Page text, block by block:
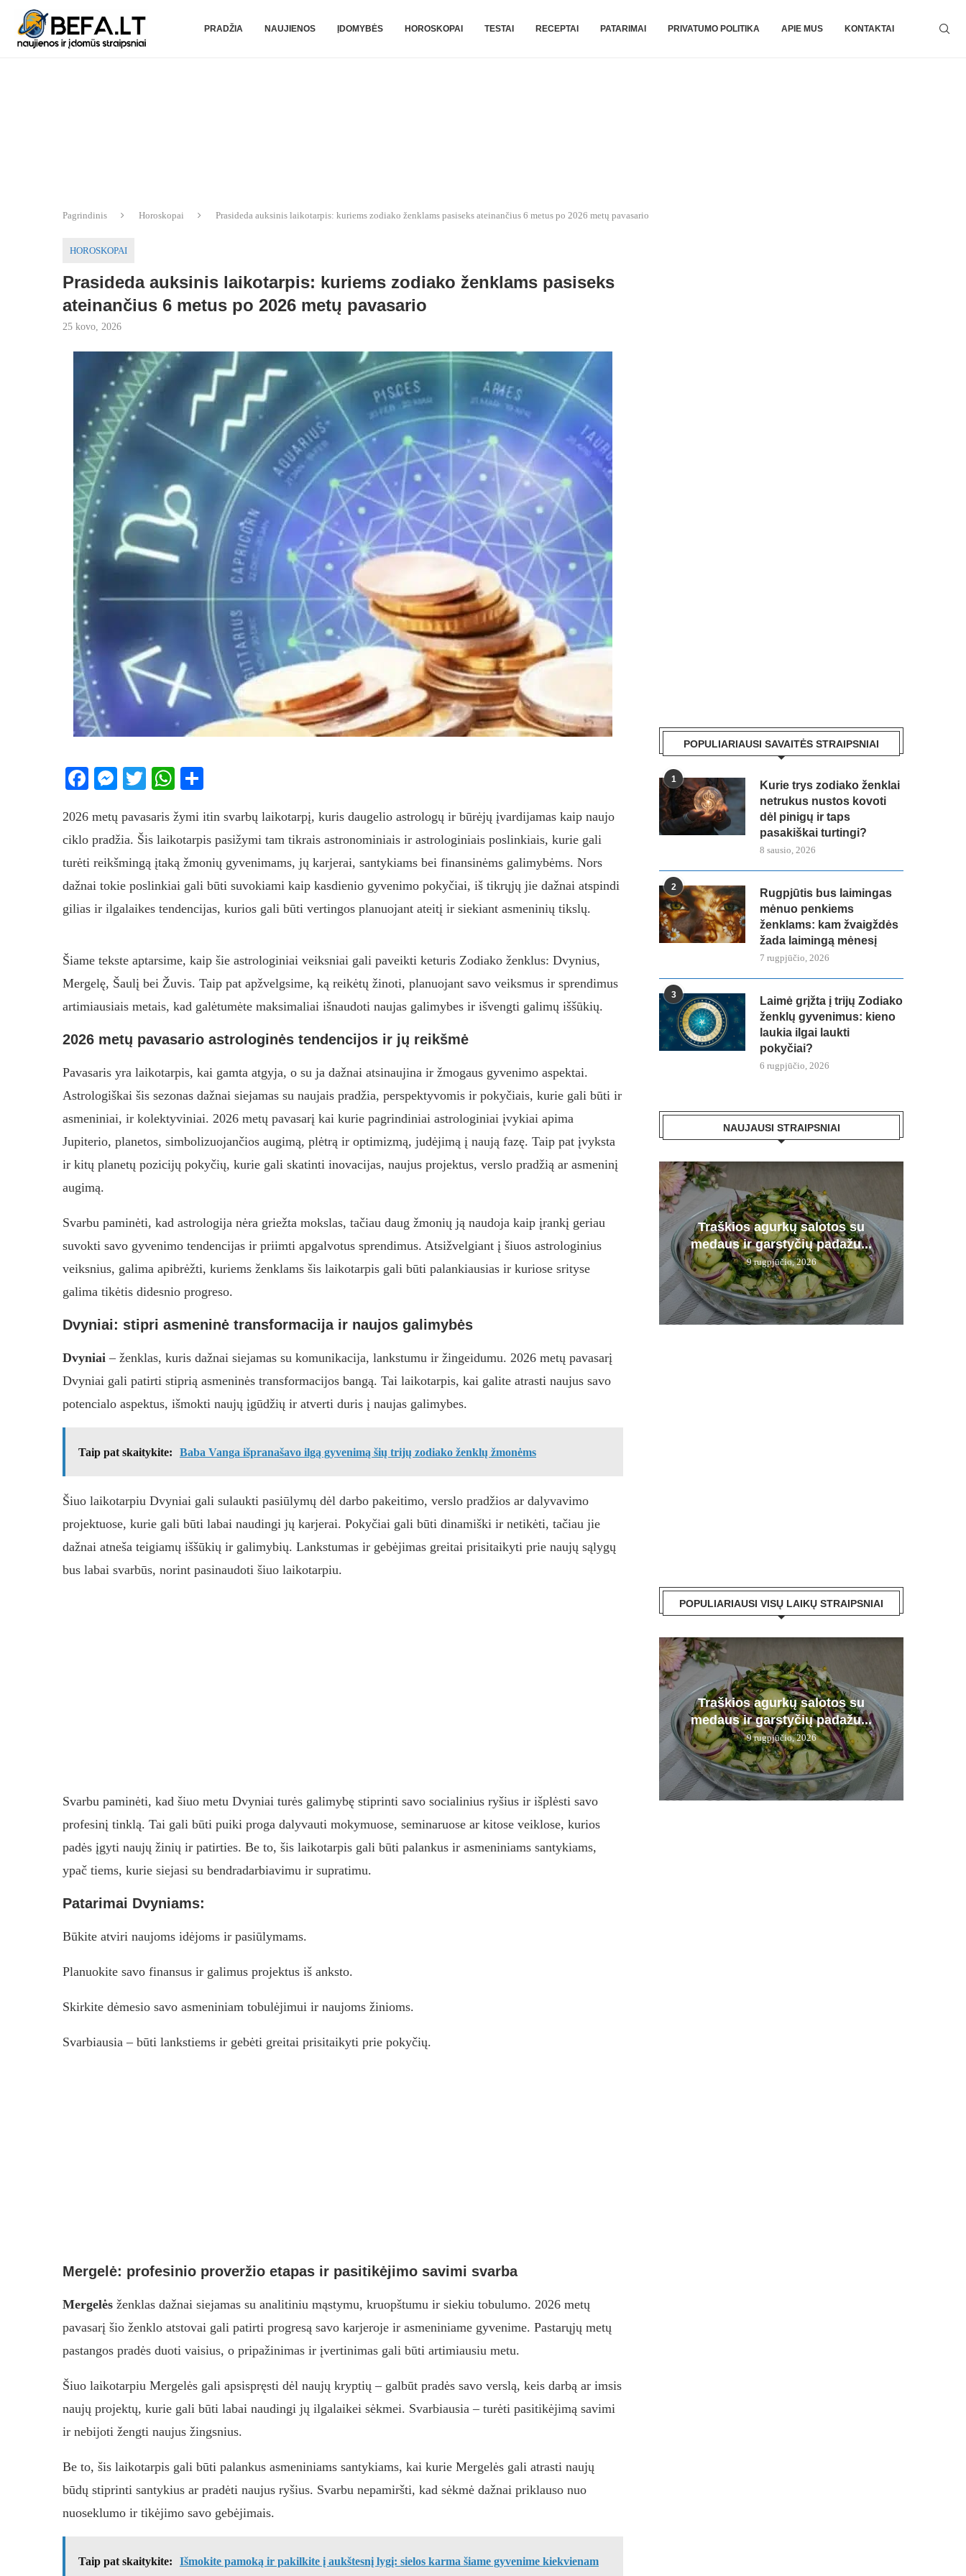
PRADŽIA NAUJIENOS ĮDOMYBĖS HOROSKOPAI TESTAI RECEPTAI PATARIMAI PRIVATUMO POLITIKA APIE MUS KONTAKTAI
Pagrindinis Horoskopai Prasideda auksinis laikotarpis: kuriems zodiako ženklams pasiseks ateinančius 6 metus po 2026 metų pavasario
HOROSKOPAI
Prasideda auksinis laikotarpis: kuriems zodiako ženklams pasiseks
ateinančius 6 metus po 2026 metų pavasario
25 kovo, 2026
Facebook
Messenger
TwitterWhatsApp
2026 metų pavasaris žymi itin svarbų laikotarpį, kuris daugelio astrologų ir būrėjų įvardijamas kaip naujo
ciklo pradžia. Šis laikotarpis pasižymi tam tikrais astronominiais ir astrologiniais poslinkiais, kurie gali
turėti reikšmingą įtaką žmonių gyvenimams, jų karjerai, santykiams bei finansinėms galimybėms. Nors
dažnai tokie poslinkiai gali būti suvokiami kaip kasdienio gyvenimo pokyčiai, iš tikrųjų jie dažnai atspindi
gilias ir ilgalaikes tendencijas, kurios gali būti vertingos planuojant ateitį ir siekiant asmeninių tikslų.
Šiame tekste aptarsime, kaip šie astrologiniai veiksniai gali paveikti keturis Zodiako ženklus: Dvynius,
Mergelę, Šaulį bei Žuvis. Taip pat apžvelgsime, ką reikėtų žinoti, planuojant savo veiksmus ir sprendimus
artimiausiais metais, kad galėtumėte maksimaliai išnaudoti naujas galimybes ir išvengti galimų iššūkių.
2026 metų pavasario astrologinės tendencijos ir jų reikšmė
Pavasaris yra laikotarpis, kai gamta atgyja, o su ja dažnai atsinaujina ir žmogaus gyvenimo aspektai.
Astrologiškai šis sezonas dažnai siejamas su naujais pradžia, perspektyvomis ir pokyčiais, kurie gali būti ir
asmeniniai, ir kolektyviniai. 2026 metų pavasarį kai kurie pagrindiniai astrologiniai įvykiai apima
Jupiterio, planetos, simbolizuojančios augimą, plėtrą ir optimizmą, judėjimą į naują fazę. Taip pat įvyksta
ir kitų planetų pozicijų pokyčių, kurie gali skatinti inovacijas, naujus projektus, verslo pradžią ar asmeninį
augimą.
Svarbu paminėti, kad astrologija nėra griežta mokslas, tačiau daug žmonių ją naudoja kaip įrankį geriau
suvokti savo gyvenimo tendencijas ir priimti apgalvotus sprendimus. Atsižvelgiant į šiuos astrologinius
veiksnius, galima apibrėžti, kuriems ženklams šis laikotarpis gali būti palankiausias ir kuriose srityse
galima tikėtis didesnio progreso.
Dvyniai: stipri asmeninė transformacija ir naujos galimybės
Dvyniai – ženklas, kuris dažnai siejamas su komunikacija, lankstumu ir žingeidumu. 2026 metų pavasarį
Dvyniai gali patirti stiprią asmeninės transformacijos bangą. Tai laikotarpis, kai galite atrasti naujus savo
potencialo aspektus, išmokti naujų įgūdžių ir atverti duris į naujas galimybes.
Taip pat skaitykite: Baba Vanga išpranašavo ilgą gyvenimą šių trijų zodiako ženklų žmonėms
Šiuo laikotarpiu Dvyniai gali sulaukti pasiūlymų dėl darbo pakeitimo, verslo pradžios ar dalyvavimo
projektuose, kurie gali būti labai naudingi jų karjerai. Pokyčiai gali būti dinamiški ir netikėti, tačiau jie
dažnai atneša teigiamų iššūkių ir galimybių. Lankstumas ir gebėjimas greitai prisitaikyti prie naujų sąlygų
bus labai svarbūs, norint pasinaudoti šiuo laikotarpiu.
Svarbu paminėti, kad šiuo metu Dvyniai turės galimybę stiprinti savo socialinius ryšius ir išplėsti savo
profesinį tinklą. Tai gali būti puiki proga dalyvauti mokymuose, seminaruose ar kitose veiklose, kurios
padės įgyti naujų žinių ir patirties. Be to, šis laikotarpis gali būti palankus ir asmeniniams santykiams,
ypač tiems, kurie siejasi su bendradarbiavimu ir supratimu.
Patarimai Dvyniams:
Būkite atviri naujoms idėjoms ir pasiūlymams.
Planuokite savo finansus ir galimus projektus iš anksto.
Skirkite dėmesio savo asmeniniam tobulėjimui ir naujoms žinioms.
Svarbiausia – būti lankstiems ir gebėti greitai prisitaikyti prie pokyčių.
Mergelė: profesinio proveržio etapas ir pasitikėjimo savimi svarba
Mergelės ženklas dažnai siejamas su analitiniu mąstymu, kruopštumu ir siekiu tobulumo. 2026 metų
pavasarį šio ženklo atstovai gali patirti progresą savo karjeroje ir asmeniniame gyvenime. Pastarųjų metų
pastangos pradės duoti vaisius, o pripažinimas ir įvertinimas gali būti artimiausiu metu.
Šiuo laikotarpiu Mergelės gali apsispręsti dėl naujų kryptių – galbūt pradės savo verslą, keis darbą ar imsis
naujų projektų, kurie gali būti labai naudingi jų ilgalaikei sėkmei. Svarbiausia – turėti pasitikėjimą savimi
ir nebijoti žengti naujus žingsnius.
Be to, šis laikotarpis gali būti palankus asmeniniams santykiams, kai kurie Mergelės gali atrasti naujų
būdų stiprinti santykius ar pradėti naujus ryšius. Svarbu nepamiršti, kad sėkmė dažnai priklauso nuo
nuoseklumo ir tikėjimo savo gebėjimais.
Taip pat skaitykite: Išmokite pamoką ir pakilkite į aukštesnį lygį: sielos karma šiame gyvenime kiekvienam
POPULIARIAUSI SAVAITĖS STRAIPSNIAI
1
Kurie trys zodiako ženklai
netrukus nustos kovoti
dėl pinigų ir taps
pasakiškai turtingi?
8 sausio, 2026
2
Rugpjūtis bus laimingas
mėnuo penkiems
ženklams: kam žvaigždės
žada laimingą mėnesį
7 rugpjūčio, 2026
3
Laimė grįžta į trijų Zodiako
ženklų gyvenimus: kieno
laukia ilgai laukti
pokyčiai?
6 rugpjūčio, 2026
NAUJAUSI STRAIPSNIAI
Traškios agurkų salotos su
medaus ir garstyčių padažu...
9 rugpjūčio, 2026
POPULIARIAUSI VISŲ LAIKŲ STRAIPSNIAI
Traškios agurkų salotos su
medaus ir garstyčių padažu...
9 rugpjūčio, 2026